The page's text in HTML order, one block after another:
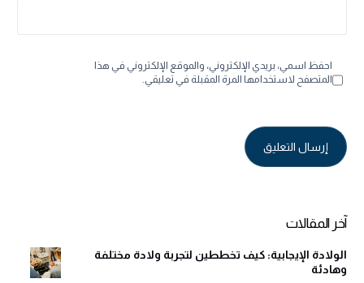
احفظ اسمي، بريدي الإلكتروني، والموقع الإلكتروني في هذا
المتصفح لاستخدامها المرة المقبلة في تعليقي.
آخر المقالات
الولادة الإيجابية: كيف تخططين لتجربة ولادة مختلفة
وهادئة